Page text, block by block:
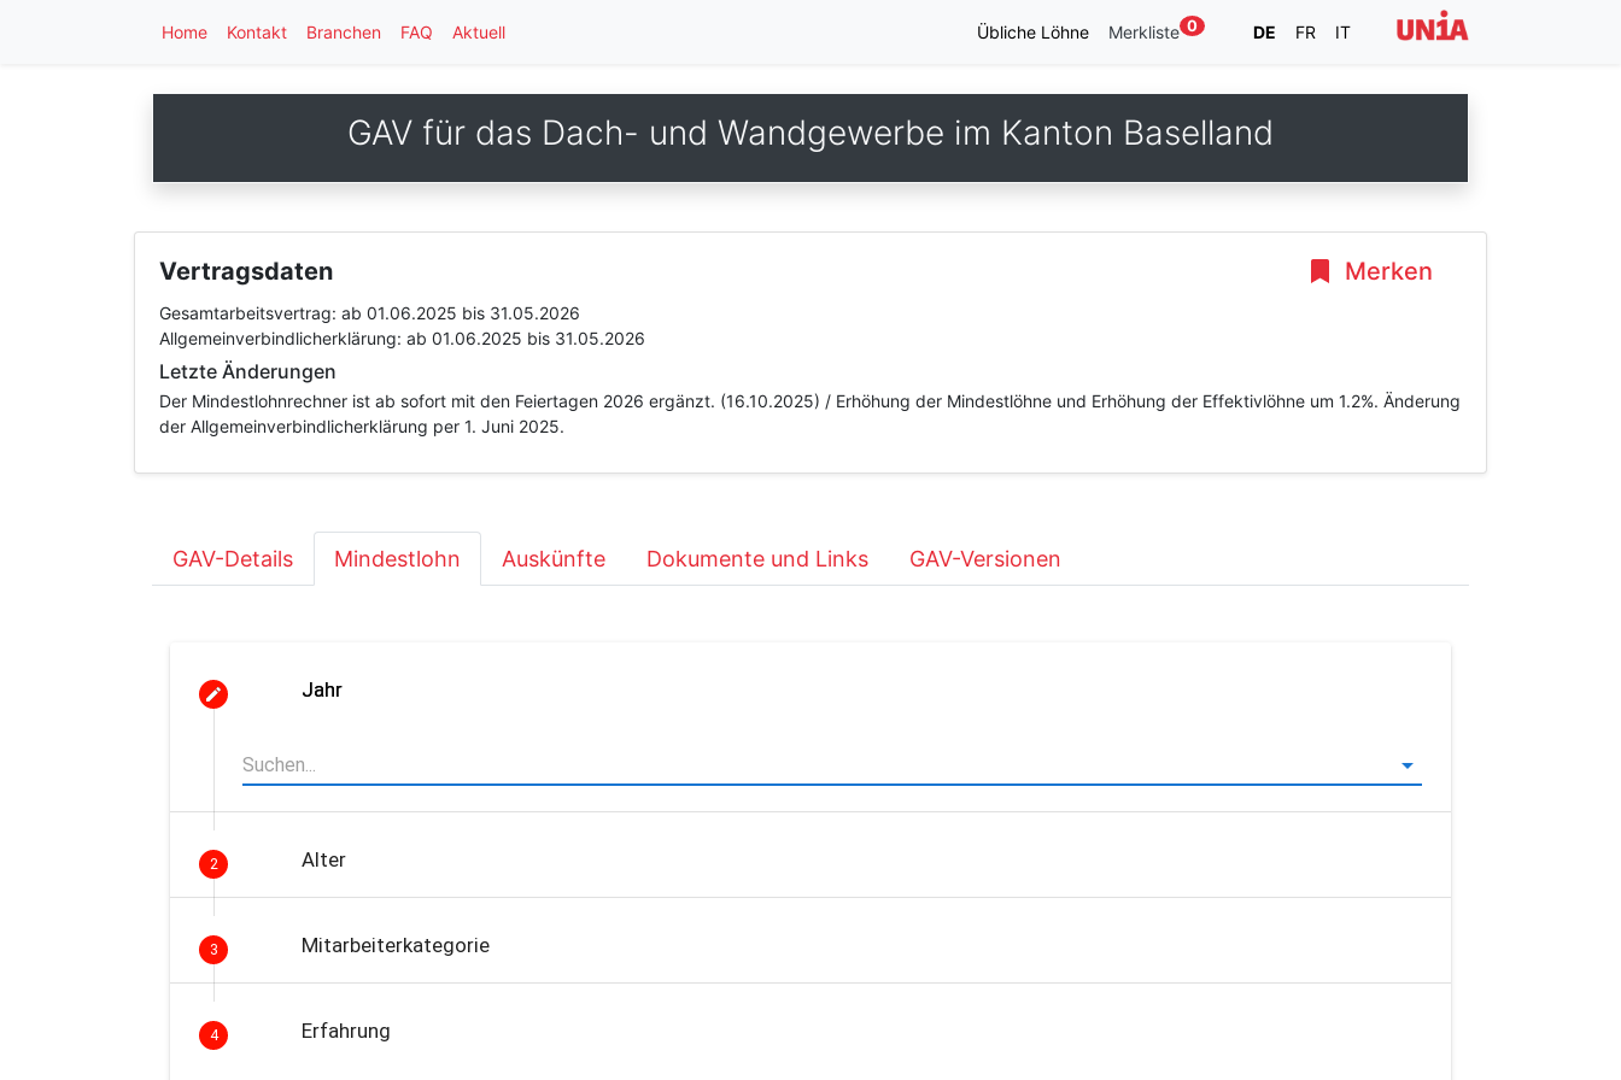
Home Kontakt Branchen FAQ Aktuell Übliche Löhne Merkliste 0 DE FR IT
GAV für das Dach- und Wandgewerbe im Kanton Baselland
Merken
Vertragsdaten
Gesamtarbeitsvertrag: ab 01.06.2025 bis 31.05.2026
Allgemeinverbindlicherklärung: ab 01.06.2025 bis 31.05.2026
Letzte Änderungen
Der Mindestlohnrechner ist ab sofort mit den Feiertagen 2026 ergänzt. (16.10.2025) / Erhöhung der Mindestlöhne und Erhöhung der Effektivlöhne um 1.2%. Änderung
der Allgemeinverbindlicherklärung per 1. Juni 2025.
GAV-Details Mindestlohn Auskünfte Dokumente und Links GAV-Versionen
Jahr
2 Alter
3 Mitarbeiterkategorie
4 Erfahrung